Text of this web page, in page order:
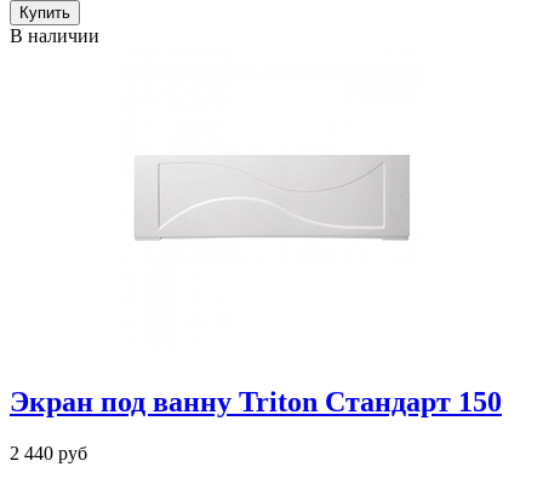
В наличии
Экран под ванну Triton Стандарт 150
2 440 руб